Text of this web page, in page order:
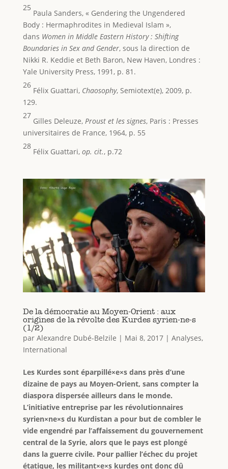
25
Paula Sanders, « Gendering the Ungendered
Body : Hermaphrodites in Medieval Islam »,
dans Women in Middle Eastern History : Shifting
Boundaries in Sex and Gender, sous la direction de
Nikki R. Keddie et Beth Baron, New Haven, Londres :
Yale University Press, 1991, p. 81.
26
Félix Guattari, Chaosophy, Semiotext(e), 2009, p.
129.
27
Gilles Deleuze, Proust et les signes, Paris : Presses
universitaires de France, 1964, p. 55
28
Félix Guattari, op. cit., p.72
De la démocratie au Moyen-Orient : aux
origines de la révolte des Kurdes syrien-ne-s
(1/2)
par Alexandre Dubé-Belzile | Mai 8, 2017| Analyses,
International
Les Kurdes sont éparpillé×e×s dans près d’une
dizaine de pays au Moyen-Orient, sans compter la
diaspora dispersée ailleurs dans le monde.
L’initiative entreprise par les révolutionnaires
syrien×ne×s du Kurdistan a pour but de combler le
vide engendré par l’affaissement du gouvernement
central de la Syrie, alors que le pays est plongé
dans la guerre civile. Pour pallier l’échec du projet
étatique, les militant×e×s kurdes ont donc dû